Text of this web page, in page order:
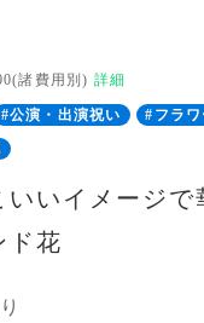
諸費用別) 詳細
#公演・出演祝い #フラ
いイメージで
ド花